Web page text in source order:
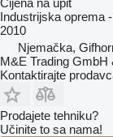
Cijena na upit
Industrijska oprema
2010
Njemačka,
M&E Trading GmbH
Kontaktirajte
Prodajete tehniku?
Učinite to sa nama!